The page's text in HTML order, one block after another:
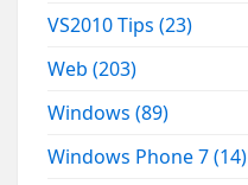
VS2010 Tips(23)
Web(203)
Windows(89)
Windows Phone 7(14)